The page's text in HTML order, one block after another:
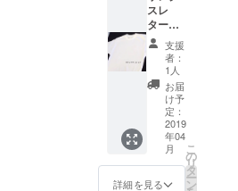
ンクス
メール
で詳細
をお送
り致し
ますの
で、返
信メー
ルでご
希望を
お知ら
せくだ
さい。
スレ
ター
（メー
ル含
む）&２
０１９
年度の
定期的
な活動
報告&オ
リジナ
ルTシャ
ツプレ
支援
者：
1人
お届
け予
定：
2019
年04
月
詳細を見る
こ
の
リ
タ
ー
ン